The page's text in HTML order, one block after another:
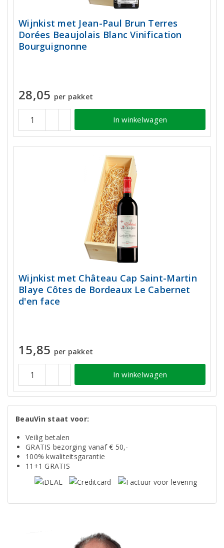
Wijnkist met Jean-Paul Brun Terres
Dorées Beaujolais Blanc Vinification
Bourguignonne
28,05 per pakket
In winkelwagen
Wijnkist met Château Cap Saint-Martin
Blaye Côtes de Bordeaux Le Cabernet
d'en face
15,85 per pakket
In winkelwagen
BeauVin staat voor:
Veilig betalen
GRATIS bezorging vanaf € 50,-
100% kwaliteitsgarantie
11+1 GRATIS